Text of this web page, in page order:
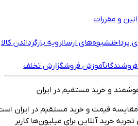
و مقررات
شیوه‌های ارسالرویه بازگرداندن کالا
آموزش فروشگزارش تخلف
و خرید مستقیم در ایران
قیمت و خرید مستقیم در ایران است
آنلاین برای میلیون‌ها کاربر